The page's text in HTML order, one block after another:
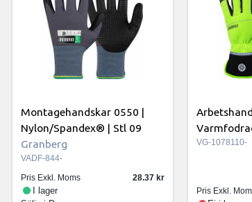
Montagehandskar 0550 |
Nylon/Spandex® | Stl 09
Granberg
VADF-844-
Pris Exkl. Moms
28.37
I lager
VG-1078110-
Pris Exkl.